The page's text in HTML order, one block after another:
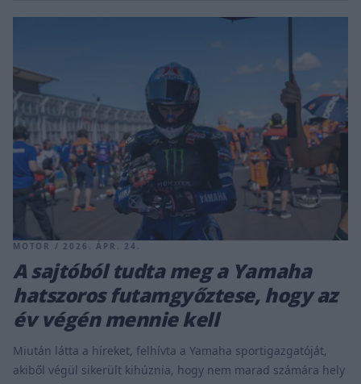
MOTOR / 2026. ÁPR. 24.
A sajtóból tudta meg a Yamaha
hatszoros futamgyőztese, hogy az
év végén mennie kell
Miután látta a híreket, felhívta a Yamaha sportigazgatóját,
akiből végül sikerült kihúznia, hogy nem marad számára hely